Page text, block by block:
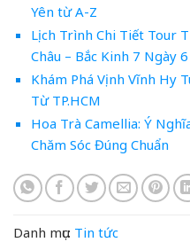
Yên từ A-Z
Lịch Trình Chi Tiết Tour
Châu – Bắc Kinh 7 Ngày
Khám Phá Vịnh Vĩnh Hy
Từ TP.HCM
Hoa Trà Camellia: Ý
Chăm Sóc Đúng Chuẩn
Danh mục: Tin tức